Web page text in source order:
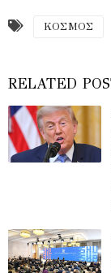
ΚΟΣΜΟΣ